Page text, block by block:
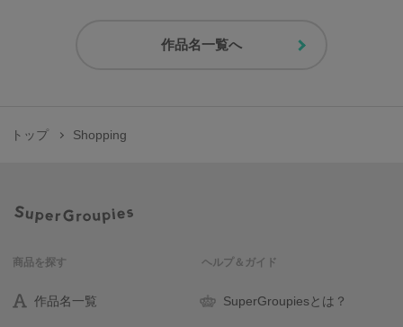
作品名一覧へ
トップ Shopping
商品を探す
作品名一覧
ヘルプ＆ガイド
SuperGroupiesとは？